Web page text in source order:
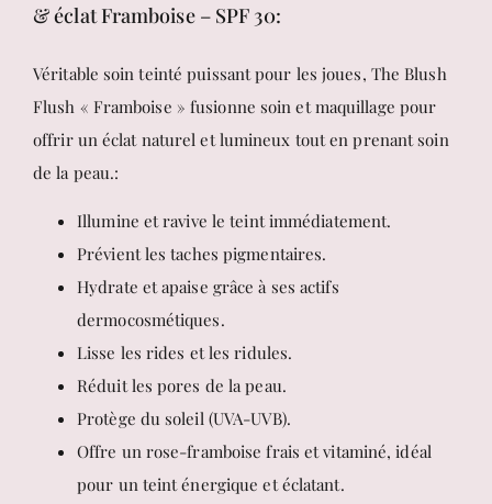
& éclat Framboise – SPF 30:
Véritable soin teinté puissant pour les joues, The Blush
Flush « Framboise » fusionne soin et maquillage pour
offrir un éclat naturel et lumineux tout en prenant soin
de la peau.:
Illumine et ravive le teint immédiatement.
Prévient les taches pigmentaires.
Hydrate et apaise grâce à ses actifs
dermocosmétiques.
Lisse les rides et les ridules.
Réduit les pores de la peau.
Protège du soleil (UVA-UVB).
Offre un rose-framboise frais et vitaminé, idéal
pour un teint énergique et éclatant.